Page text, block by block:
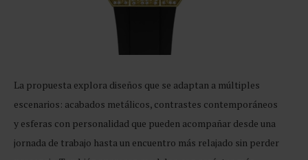
La propuesta explora diseños que se adaptan a múltiples
escenarios: acabados metálicos, contrastes contemporáneos
y esferas con personalidad que pueden acompañar desde una
jornada de trabajo hasta un encuentro más relajado sin perder